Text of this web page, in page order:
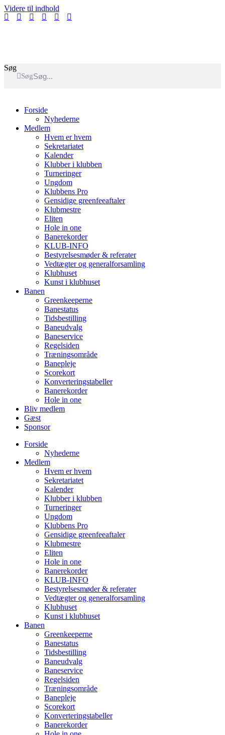
Videre til indhold
Søg
Søg
Forside
Nyhederne
Medlem
Hvem er hvem
Sekretariatet
Kalender
Klubber i klubben
Turneringer
Ungdom
Klubbens Pro
Gensidige greenfeeaftaler
Klubmestre
Eliten
Hole in one
Banerekorder
KLUB-INFO
Bestyrelsesmøder & referater
Vedtægter og generalforsamling
Klubhuset
Kunst i klubhuset
Banen
Greenkeeperne
Banestatus
Tidsbestilling
Baneudvalg
Baneservice
Regelsiden
Træningsområde
Banepleje
Scorekort
Konverteringstabeller
Banerekorder
Hole in one
Bliv medlem
Gæst
Sponsor
Forside
Nyhederne
Medlem
Hvem er hvem
Sekretariatet
Kalender
Klubber i klubben
Turneringer
Ungdom
Klubbens Pro
Gensidige greenfeeaftaler
Klubmestre
Eliten
Hole in one
Banerekorder
KLUB-INFO
Bestyrelsesmøder & referater
Vedtægter og generalforsamling
Klubhuset
Kunst i klubhuset
Banen
Greenkeeperne
Banestatus
Tidsbestilling
Baneudvalg
Baneservice
Regelsiden
Træningsområde
Banepleje
Scorekort
Konverteringstabeller
Banerekorder